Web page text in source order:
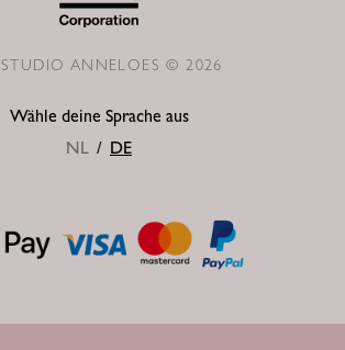
Wähle deine Sprache aus
NL / DE
STUDIO ANNELOES © 2026